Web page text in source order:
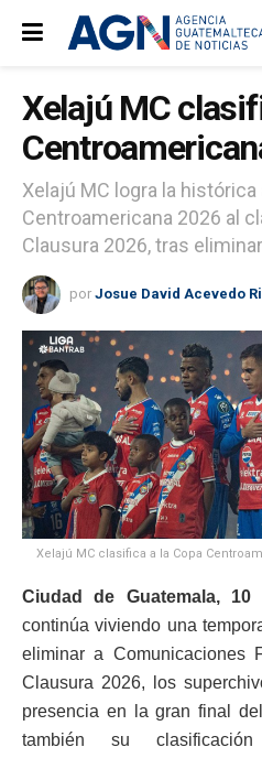
Xelajú MC
Xelajú MC logra la
Centroamericana 2026 al
Clausura 2026, tras
por Josue David Acevedo
Xelajú MC clasifica a la Copa
Ciudad de Guatemala, 10
continúa viviendo una
eliminar a Comunicaciones
Clausura 2026, los
presencia en la gran final
también su